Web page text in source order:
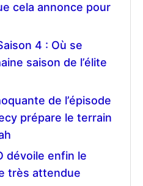
cela annonce pour
4 : Où se
saison de l’élite
de l’épisode
prépare le terrain
dévoile enfin le
très attendue